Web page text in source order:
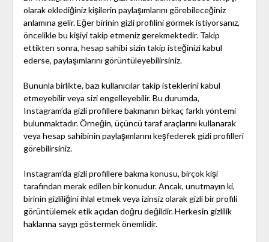
olarak eklediğiniz kişilerin paylaşımlarını görebileceğiniz
anlamına gelir. Eğer birinin gizli profilini görmek istiyorsanız,
öncelikle bu kişiyi takip etmeniz gerekmektedir. Takip
ettikten sonra, hesap sahibi sizin takip isteğinizi kabul
ederse, paylaşımlarını görüntüleyebilirsiniz.
Bununla birlikte, bazı kullanıcılar takip isteklerini kabul
etmeyebilir veya sizi engelleyebilir. Bu durumda,
Instagram’da gizli profillere bakmanın birkaç farklı yöntemi
bulunmaktadır. Örneğin, üçüncü taraf araçlarını kullanarak
veya hesap sahibinin paylaşımlarını keşfederek gizli profilleri
görebilirsiniz.
Instagram’da gizli profillere bakma konusu, birçok kişi
tarafından merak edilen bir konudur. Ancak, unutmayın ki,
birinin gizliliğini ihlal etmek veya izinsiz olarak gizli bir profili
görüntülemek etik açıdan doğru değildir. Herkesin gizlilik
haklarına saygı göstermek önemlidir.